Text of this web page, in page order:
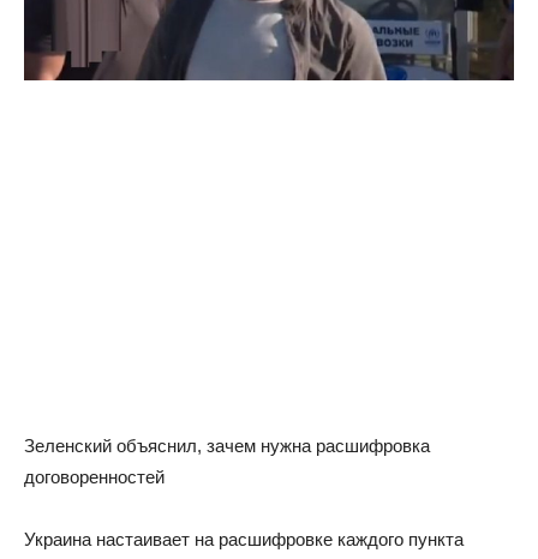
Зеленский объяснил, зачем нужна расшифровка
договоренностей
Украина настаивает на расшифровке каждого пункта